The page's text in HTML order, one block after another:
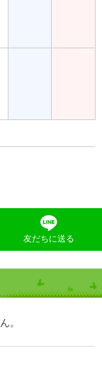
友だちに送る
。